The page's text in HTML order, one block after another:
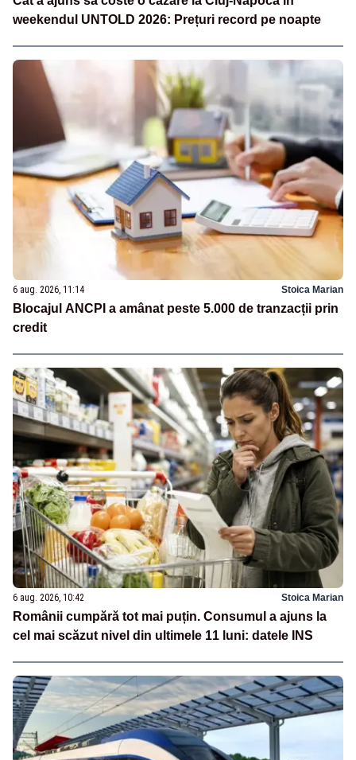
weekendul UNTOLD 2026: Prețuri record pe noapte
6 aug. 2026, 11:14 Stoica Marian
Blocajul ANCPI a amânat peste 5.000 de tranzacții prin
credit
6 aug. 2026, 10:42 Stoica Marian
Românii cumpără tot mai puțin. Consumul a ajuns la
cel mai scăzut nivel din ultimele 11 luni: datele INS